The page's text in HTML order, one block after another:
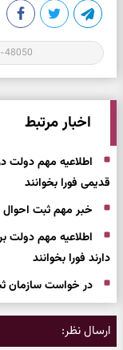
اخبار مرتبط
اطلاعیه مهم دولت
قدیمی فورا بخوانند
خبر مهم ثبت احوال
اطلاعیه مهم دولت
دارند فورا بخوانند
در خواست سازمان
ارسال نظر: